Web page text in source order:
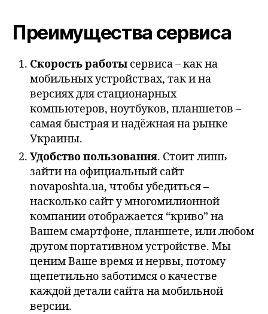
Преимущества сервиса
Скорость работы сервиса – как на
мобильных устройствах, так и на
версиях для стационарных
компьютеров, ноутбуков, планшетов –
самая быстрая и надёжная на рынке
Украины.
Удобство пользования. Стоит лишь
зайти на официальный сайт
novaposhta.ua, чтобы убедиться –
насколько сайт у многомилионной
компании отображается “криво” на
Вашем смартфоне, планшете, или любом
другом портативном устройстве. Мы
ценим Ваше время и нервы, потому
щепетильно заботимся о качестве
каждой детали сайта на мобильной
версии.